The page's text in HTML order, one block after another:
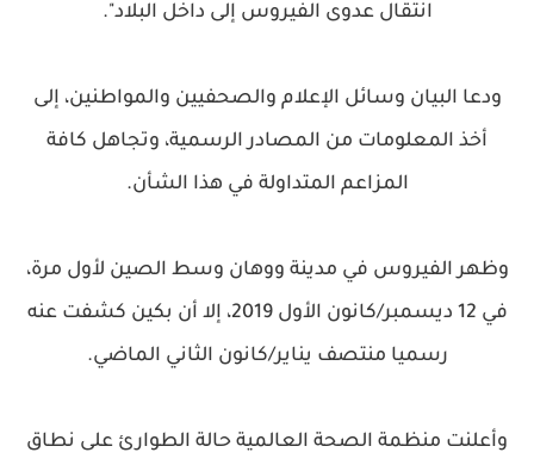
انتقال عدوى الفيروس إلى داخل البلاد".
ودعا البيان وسائل الإعلام والصحفيين والمواطنين، إلى
أخذ المعلومات من المصادر الرسمية، وتجاهل كافة
المزاعم المتداولة في هذا الشأن.
وظهر الفيروس في مدينة ووهان وسط الصين لأول مرة،
في 12 ديسمبر/كانون الأول 2019، إلا أن بكين كشفت عنه
رسميا منتصف يناير/كانون الثاني الماضي.
وأعلنت منظمة الصحة العالمية حالة الطوارئ على نطاق